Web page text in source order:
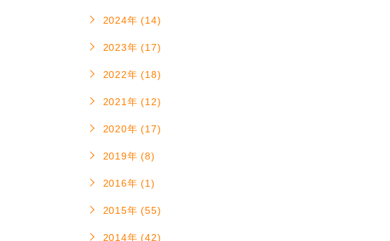
2024年 (14)
2023年 (17)
2022年 (18)
2021年 (12)
2020年 (17)
2019年 (8)
2016年 (1)
2015年 (55)
2014年 (42)